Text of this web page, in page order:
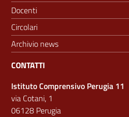
Docenti
Circolari
Archivio news
CONTATTI
Istituto Comprensivo Perugia 11
via Cotani, 1
06128 Perugia